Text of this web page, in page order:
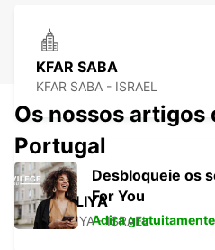
KFAR SABA
KFAR SABA - ISRAEL
HERZLIYA
HERZLIYA - ISRAEL
Os nossos artigos
Portugal
Desbloqueie os
For You
Adira gratuitamente